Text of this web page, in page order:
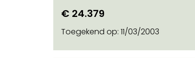
€ 24.379
Toegekend op: 11/03/2003